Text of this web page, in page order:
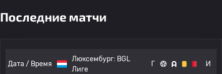
Последние матчи
Дата / Время
Люксембург: BGL
Лиге
Г И